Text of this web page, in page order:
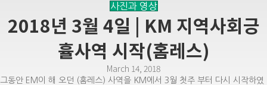
사진과 영상
2018년 3월 4일 | KM 지역사회긍
휼사역 시작(홈레스)
March 14, 2018
그동안 EM이 해 오던 (홈레스) 사역을 KM에서 3월 첫주 부터 다시 시작하였